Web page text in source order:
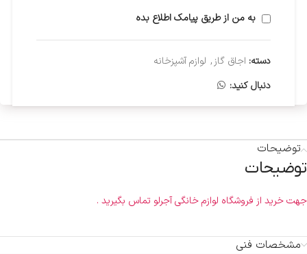
به من از طریق پیامک اطلاع بده
دسته: اجاق گاز , لوازم آشپزخانه
دنبال کنید:
توضیحات
توضیحات
جهت خرید از فروشگاه لوازم خانگی آجرلو تماس بگیرید .
مشخصات فنی